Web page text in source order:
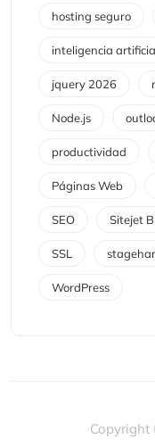
hosting seguro
inteligencia
jquery 2026
Node.js
productividad
Páginas Web
SEO Sitejet
SSL
WordPress
Copyright